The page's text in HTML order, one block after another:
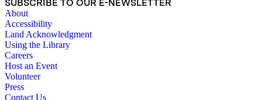
SUBSCRIBE TO OUR E-NEWSLETTER
About
Accessibility
Land Acknowledgment
Using the Library
Careers
Host an Event
Volunteer
Press
Contact Us